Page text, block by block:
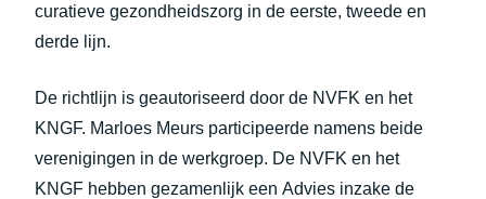
curatieve gezondheidszorg in de eerste, tweede en
derde lijn.
De richtlijn is geautoriseerd door de NVFK en het
KNGF. Marloes Meurs participeerde namens beide
verenigingen in de werkgroep. De NVFK en het
KNGF hebben gezamenlijk een Advies inzake de